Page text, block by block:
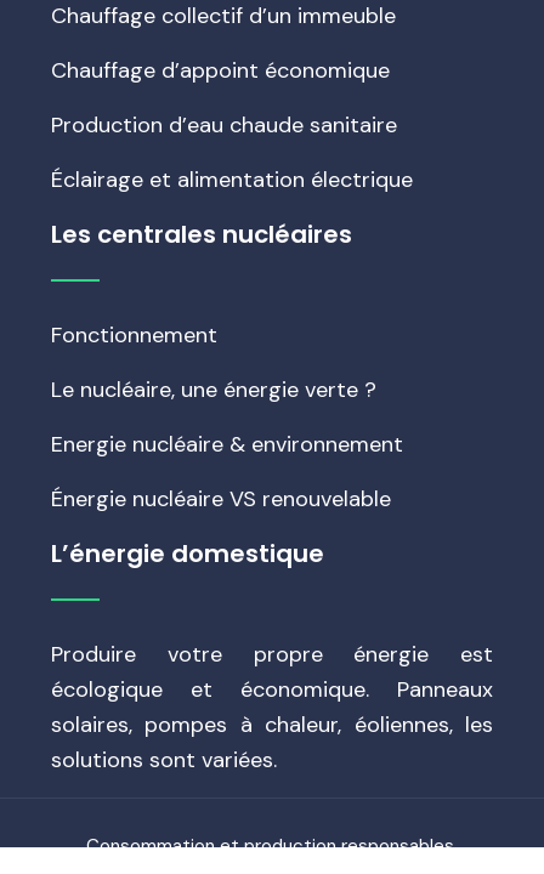
Chauffage collectif d’un immeuble
Chauffage d’appoint économique
Production d’eau chaude sanitaire
Éclairage et alimentation électrique
Les centrales nucléaires
Fonctionnement
Le nucléaire, une énergie verte ?
Energie nucléaire & environnement
Énergie nucléaire VS renouvelable
L’énergie domestique
Produire votre propre énergie est
écologique et économique. Panneaux
solaires, pompes à chaleur, éoliennes, les
solutions sont variées.
Consommation et production responsables.